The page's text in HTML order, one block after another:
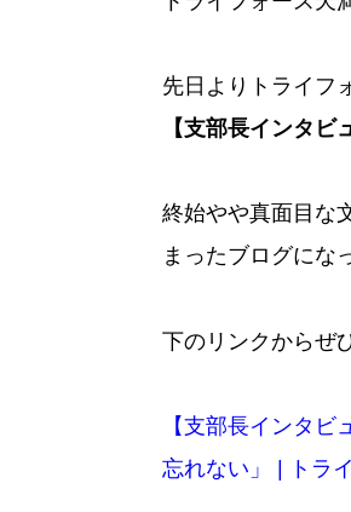
先日よりトライフ
【支部長インタビ
終始やや真面目な
まったブログにな
下のリンクからぜ
【支部長インタ
忘れない」 | トラ